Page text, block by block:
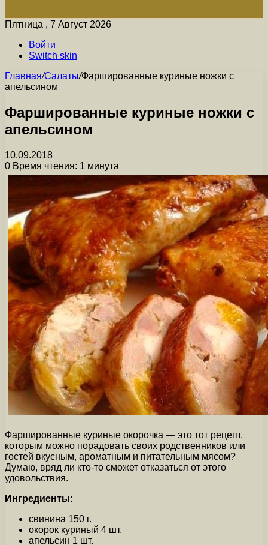
Пятница , 7 Август 2026
Войти
Switch skin
Главная/Салаты/Фаршированные куриные ножки с
апельсином
Фаршированные куриные ножки с
апельсином
10.09.2018
0 Время чтения: 1 минута
Фаршированные куриные окорочка — это тот рецепт,
которым можно порадовать своих родственников или
гостей вкусным, ароматным и питательным мясом?
Думаю, вряд ли кто-то сможет отказаться от этого
удовольствия.
Ингредиенты:
свинина 150 г.
окорок куриный 4 шт.
апельсин 1 шт.